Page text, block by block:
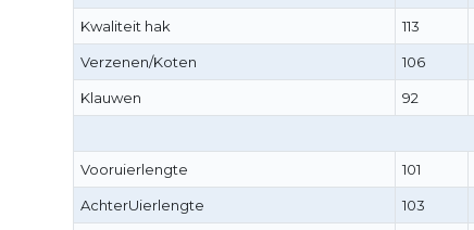
Kwaliteit hak 113
Verzenen/Koten 106
Klauwen 92
Vooruierlengte 101
AchterUierlengte 103